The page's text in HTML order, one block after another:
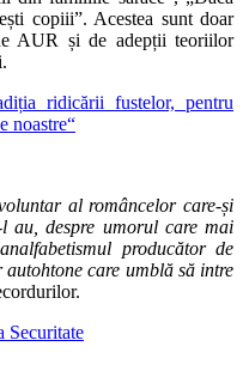
copiii”. Acestea sunt doar
AUR și de adepții teoriilor
ridicării fustelor, pentru
noastre“
al româncelor care-și
au, despre umorul care mai
producător de
care umblă să intre
Securitate